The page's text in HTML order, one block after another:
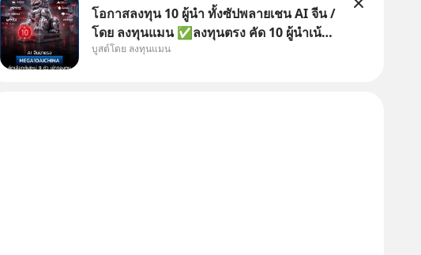
โอกาสลงทุน 10 ผู้นำ ทั้งซัปพลายเชน AI จีน /
โดย ลงทุนแมน ✅ลงทุนตรง คัด 10 ผู้นำเน้น
ๆ ในธีม AI จีน ✅คัดเลือกหุ้นใหม่ 9 ตัว เข้า
บูสต์โดย ลงทุนแมน